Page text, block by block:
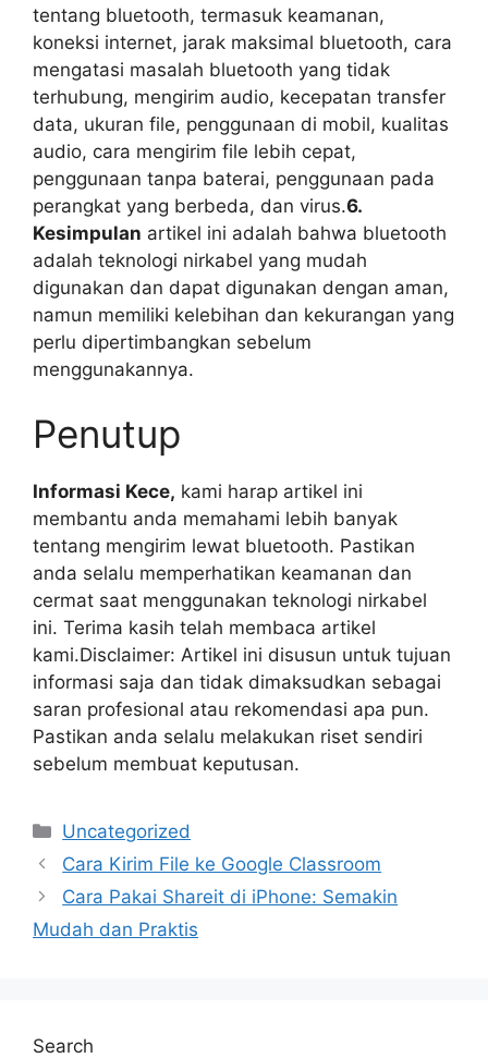
tentang bluetooth, termasuk keamanan,
koneksi internet, jarak maksimal bluetooth, cara
mengatasi masalah bluetooth yang tidak
terhubung, mengirim audio, kecepatan transfer
data, ukuran file, penggunaan di mobil, kualitas
audio, cara mengirim file lebih cepat,
penggunaan tanpa baterai, penggunaan pada
perangkat yang berbeda, dan virus.6.
Kesimpulan artikel ini adalah bahwa bluetooth
adalah teknologi nirkabel yang mudah
digunakan dan dapat digunakan dengan aman,
namun memiliki kelebihan dan kekurangan yang
perlu dipertimbangkan sebelum
menggunakannya.
Penutup
Informasi Kece, kami harap artikel ini
membantu anda memahami lebih banyak
tentang mengirim lewat bluetooth. Pastikan
anda selalu memperhatikan keamanan dan
cermat saat menggunakan teknologi nirkabel
ini. Terima kasih telah membaca artikel
kami.Disclaimer: Artikel ini disusun untuk tujuan
informasi saja dan tidak dimaksudkan sebagai
saran profesional atau rekomendasi apa pun.
Pastikan anda selalu melakukan riset sendiri
sebelum membuat keputusan.
Categories
Uncategorized
Cara Kirim File ke Google Classroom
Cara Pakai Shareit di iPhone: Semakin
Mudah dan Praktis
Search